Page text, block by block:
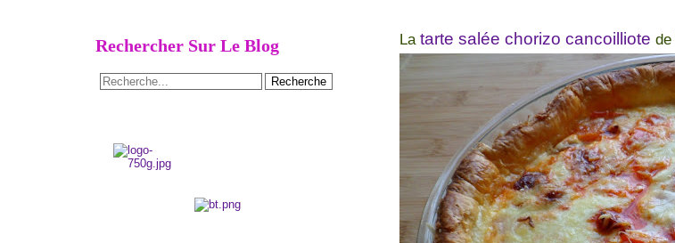
Rechercher Sur Le Blog La tarte salée chorizo cancoilliote de